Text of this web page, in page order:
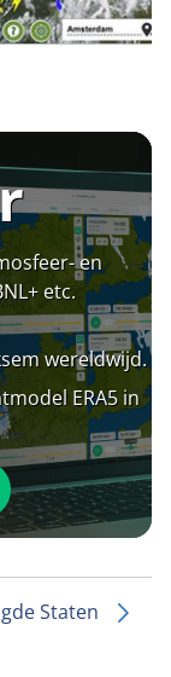
en
etc.
wereldwijd.
ERA5 in
Staten